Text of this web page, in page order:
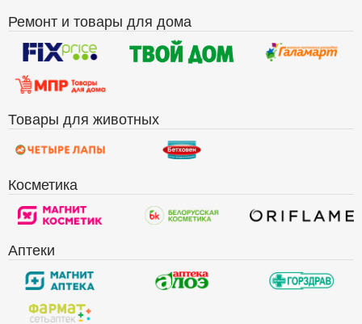
Ремонт и товары для дома
Товары для животных
Косметика
Аптеки